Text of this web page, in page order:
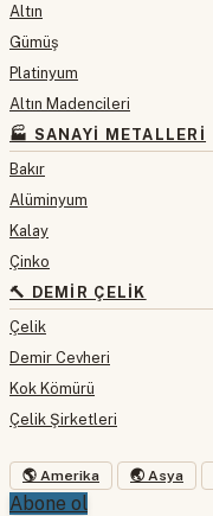
Altın
Gümüş
Platinyum
Altın Madencileri
🏭 SANAYI METALLERI
Bakır
Alüminyum
Kalay
Çinko
🔨 DEMIR ÇELIK
Çelik
Demir Cevheri
Kok Kömürü
Çelik Şirketleri
🌎 Amerika 🌏 Asya
Abone ol